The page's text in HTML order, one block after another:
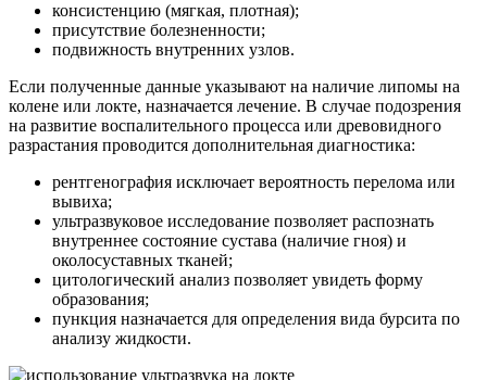
консистенцию (мягкая, плотная);
присутствие болезненности;
подвижность внутренних узлов.
Если полученные данные указывают на наличие липомы на
колене или локте, назначается лечение. В случае подозрения
на развитие воспалительного процесса или древовидного
разрастания проводится дополнительная диагностика:
рентгенография исключает вероятность перелома или
вывиха;
ультразвуковое исследование позволяет распознать
внутреннее состояние сустава (наличие гноя) и
околосуставных тканей;
цитологический анализ позволяет увидеть форму
образования;
пункция назначается для определения вида бурсита по
анализу жидкости.